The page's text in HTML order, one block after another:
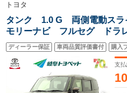
トヨタ
タンク 1.0 G 両側電動ス
モリーナビ フルセグ ドラ
ックプレイヤー接続可 衝突
トキー アイドリングストッ
ロール
ディーラー保証 車両品質評価書付 購入
支